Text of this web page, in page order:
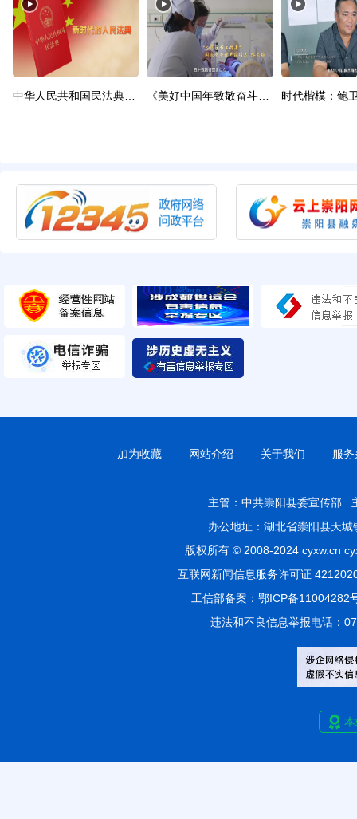
时代楷模：鲍
加为收藏 网站介绍 关于我们 服
主管： 中共崇阳县委宣传部
办公地址：湖北省崇阳县天
版权所有 © 2008-2024 cyxw.cn
互联网新闻信息服务许可证
工信部备案： 鄂ICP备11004282
违法和不良信息举报电话：